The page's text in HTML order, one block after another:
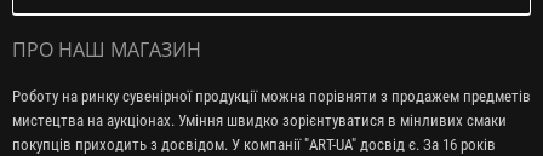
ПРО НАШ МАГАЗИН
Роботу на ринку сувенірної продукції можна порівняти з продажем предметів
мистецтва на аукціонах. Уміння швидко зорієнтуватися в мінливих смаки
покупців приходить з досвідом. У компанії "ART-UA" досвід є. За 16 років